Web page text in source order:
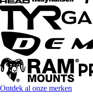
Ontdek al onze merken